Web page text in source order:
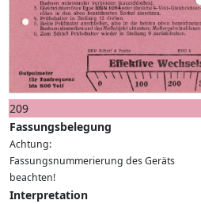
209
Fassungsbelegung
Achtung:
Fassungsnummerierung des Geräts
beachten!
Interpretation